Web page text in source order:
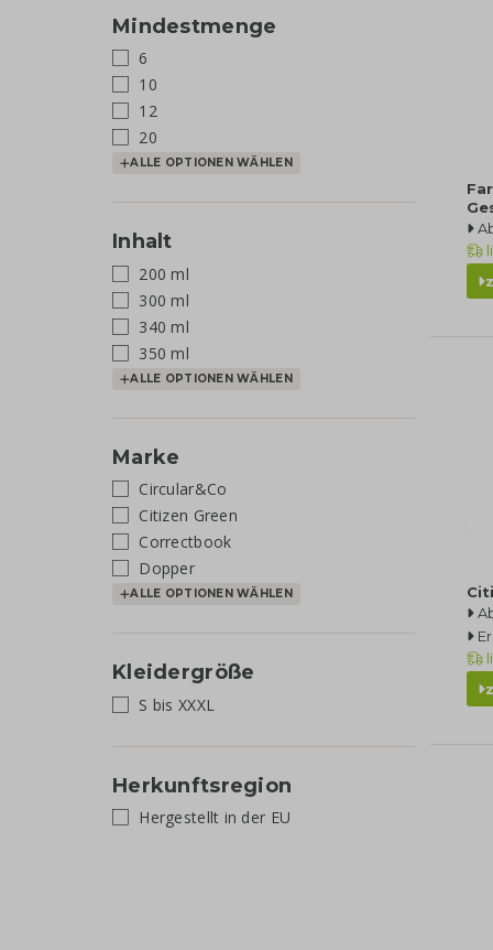
Mindestmenge
6
10
12
20
ALLE OPTIONEN WÄHLEN
Inhalt
200 ml
300 ml
340 ml
350 ml
ALLE OPTIONEN WÄHLEN
Marke
Circular&Co
Citizen Green
Correctbook
Dopper
ALLE OPTIONEN WÄHLEN
Kleidergröße
S bis XXXL
Herkunftsregion
Hergestellt in der EU